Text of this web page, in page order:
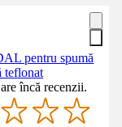
pentru spumă
teflonat
încă recenzii.